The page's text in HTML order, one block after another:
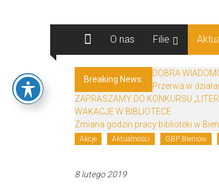
Biblioteki
Gminy
Żary
Biblioteki
Gminy
Żary
to
mieszczący
O nas Filie
Breaking News:
DOBRA
Przerwa w
ZAPRASZAMY DO KONKURSU
WAKACJE W BIBLIOTECE
Zmiana godzin pracy biblioteki w
Akcje Aktualności GBP Bieniów
8 lutego 2019